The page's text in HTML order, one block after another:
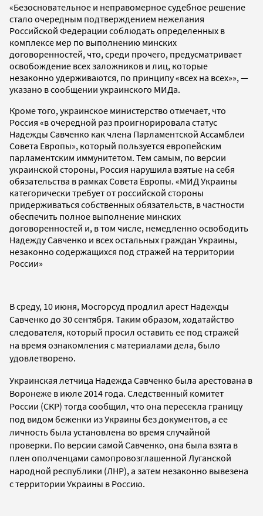
«Безосновательное и неправомерное судебное решение
стало очередным подтверждением нежелания
Российской Федерации соблюдать определенных в
комплексе мер по выполнению минских
договоренностей, что, среди прочего, предусматривает
освобождение всех заложников и лиц, которые
незаконно удерживаются, по принципу «всех на всех»», —
указано в сообщении украинского МИДа.
Кроме того, украинское министерство отмечает, что
Россия «в очередной раз проигнорировала статус
Надежды Савченко как члена Парламентской Ассамблеи
Совета Европы», который пользуется европейским
парламентским иммунитетом. Тем самым, по версии
украинской стороны, Россия нарушила взятые на себя
обязательства в рамках Совета Европы. «МИД Украины
категорически требует от российской стороны
придерживаться собственных обязательств, в частности
обеспечить полное выполнение минских
договоренностей и, в том числе, немедленно освободить
Надежду Савченко и всех остальных граждан Украины,
незаконно содержащихся под стражей на территории
России»
В среду, 10 июня, Мосгорсуд продлил арест Надежды
Савченко до 30 сентября. Таким образом, ходатайство
следователя, который просил оставить ее под стражей
на время ознакомления с материалами дела, было
удовлетворено.
Украинская летчица Надежда Савченко была арестована в
Воронеже в июле 2014 года. Следственный комитет
России (СКР) тогда сообщил, что она пересекла границу
под видом беженки из Украины без документов, а ее
личность была установлена во время случайной
проверки. По версии самой Савченко, она была взята в
плен ополченцами самопровозглашенной Луганской
народной республики (ЛНР), а затем незаконно вывезена
с территории Украины в Россию.